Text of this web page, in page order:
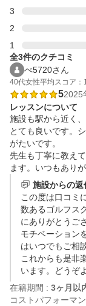
3
2
1
全3件のクチコミ
べ5720さん
40代女性平均スコア：
52025
レッスンについて
施設も駅から近く
とても良いです。
がたいです。
先生も丁寧に教え
ます。いつもあり
施設からの返
この度は口コミ
数あるゴルフス
にありがとうご
モチベーション
はいつでもご相
これからも是非
います。どうぞ
在籍期間 : 3ヶ月以
コストパフォーマ